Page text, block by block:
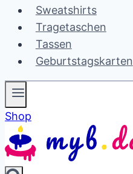
Sweatshirts
Tragetaschen
Tassen
Geburtstagskarten
Shop